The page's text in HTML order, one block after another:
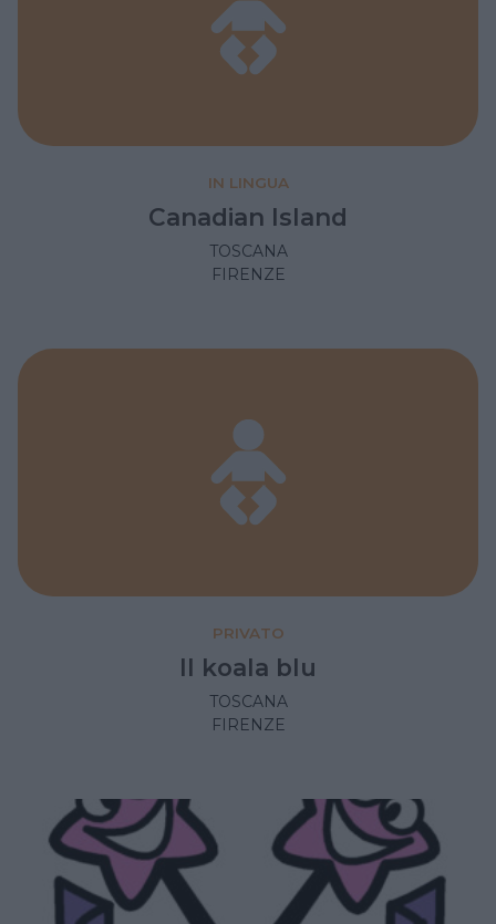
IN LINGUA
Canadian Island
TOSCANA
FIRENZE
PRIVATO
Il koala blu
TOSCANA
FIRENZE